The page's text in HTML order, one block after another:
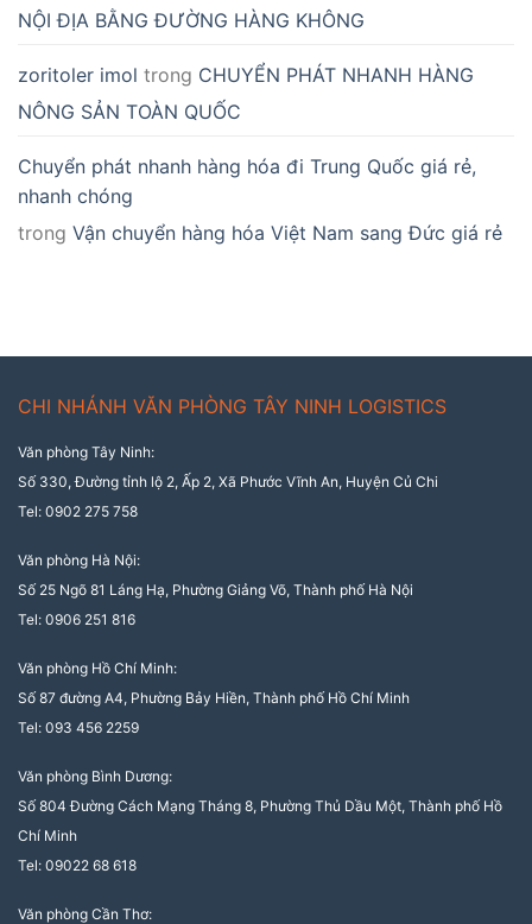
NỘI ĐỊA BẰNG ĐƯỜNG HÀNG KHÔNG
zoritoler imol trong CHUYỂN PHÁT NHANH HÀNG
NÔNG SẢN TOÀN QUỐC
Chuyển phát nhanh hàng hóa đi Trung Quốc giá rẻ,
nhanh chóng
trong Vận chuyển hàng hóa Việt Nam sang Đức giá rẻ
CHI NHÁNH VĂN PHÒNG TÂY NINH LOGISTICS
Văn phòng Tây Ninh:
Số 330, Đường tỉnh lộ 2, Ấp 2, Xã Phước Vĩnh An, Huyện Củ Chi
Tel: 0902 275 758
Văn phòng Hà Nội:
Số 25 Ngõ 81 Láng Hạ, Phường Giảng Võ, Thành phố Hà Nội
Tel: 0906 251 816
Văn phòng Hồ Chí Minh:
Số 87 đường A4, Phường Bảy Hiền, Thành phố Hồ Chí Minh
Tel: 093 456 2259
Văn phòng Bình Dương:
Số 804 Đường Cách Mạng Tháng 8, Phường Thủ Dầu Một, Thành phố Hồ
Chí Minh
Tel: 09022 68 618
Văn phòng Cần Thơ: